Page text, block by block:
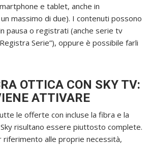
e tablet, anche in
massimo di due). I contenuti possono
pausa o registrati (anche serie tv
Serie”), oppure è possibile farli
OTTICA CON SKY TV:
ATTIVARE
le offerte con incluse la fibra e la
risultano essere piuttosto complete.
riferimento alle proprie necessità,